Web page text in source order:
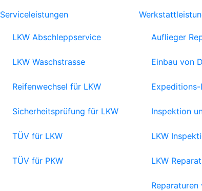
Serviceleistungen
LKW Abschleppservice
LKW Waschstrasse
Reifenwechsel für LKW
Sicherheitsprüfung für LKW
TÜV für LKW
TÜV für PKW
Auflieger
Einbau von
Inspektion
LKW
LKW
Reparaturen